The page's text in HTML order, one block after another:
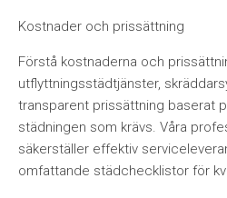
Kostnader och prissättning
Förstå kostnaderna och
utflyttningsstädtjänster,
transparent prissättning baserat
städningen som krävs. Våra
säkerställer effektiv
omfattande städchecklistor för